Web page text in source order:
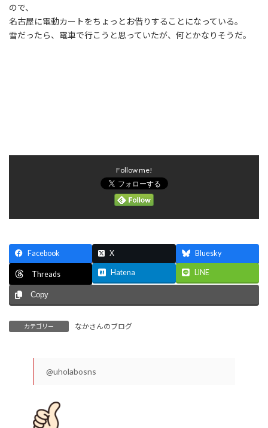
ので、
名古屋に電動カートをちょっとお借りすることになっている。
雪だったら、電車で行こうと思っていたが、何とかなりそうだ。
Follow me!
Facebook X Bluesky
Threads Hatena LINE
Copy
カテゴリー なかさんのブログ
@uholabosns